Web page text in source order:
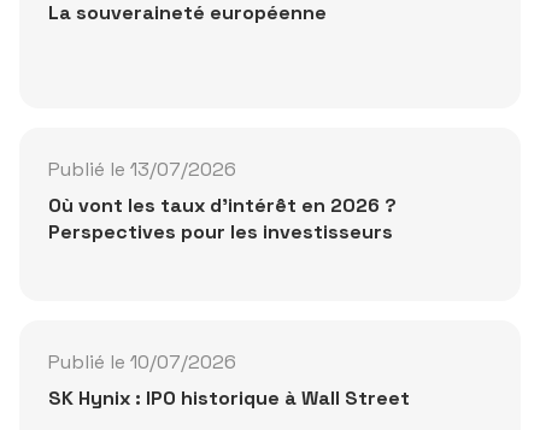
La souveraineté européenne
Publié le 13/07/2026
Où vont les taux d'intérêt en 2026 ?
Perspectives pour les investisseurs
Publié le 10/07/2026
SK Hynix : IPO historique à Wall Street